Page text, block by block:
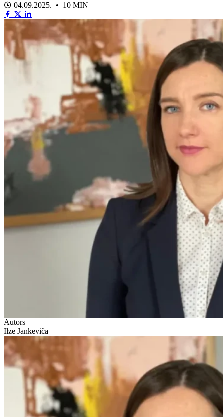
04.09.2025. • 10 MIN
Autors
Ilze Jankeviča